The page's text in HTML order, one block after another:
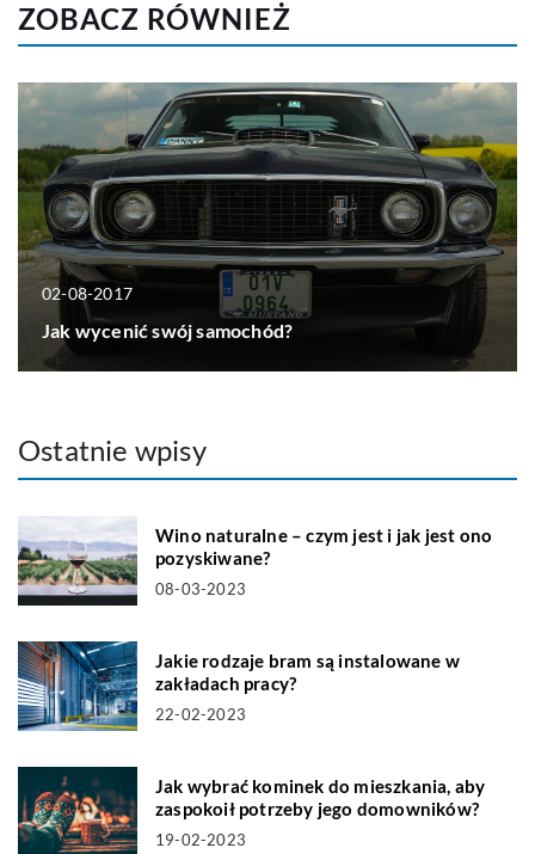
ZOBACZ RÓWNIEŻ
02-08-2017
Jak wycenić swój samochód?
Ostatnie wpisy
Wino naturalne – czym jest i jak jest ono
pozyskiwane?
08-03-2023
Jakie rodzaje bram są instalowane w
zakładach pracy?
22-02-2023
Jak wybrać kominek do mieszkania, aby
zaspokoił potrzeby jego domowników?
19-02-2023